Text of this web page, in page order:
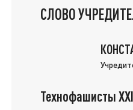
СЛОВО
Технофашисты